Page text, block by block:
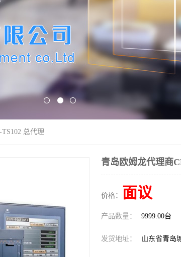
总代理
青岛欧姆龙代理商
价格： 面议
产品数量： 9999.00台
发货地址： 山东省青岛